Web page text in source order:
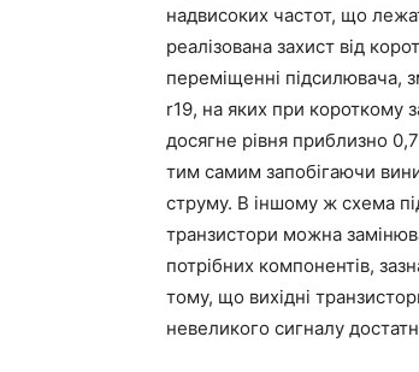
надвисоких частот, що
реалізована захист від
переміщенні підсилювача,
r19, на яких при короткому
досягне рівня приблизно
тим самим запобігаючи
струму. В іншому ж схема
транзистори можна
потрібних компонентів,
тому, що вихідні
невеликого сигналу